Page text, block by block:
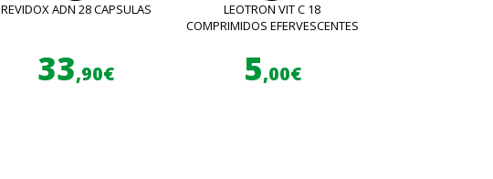
REVIDOX ADN 28 CAPSULAS
33,90€
LEOTRON VIT C 18
COMPRIMIDOS EFERVESCENTES
5,00€